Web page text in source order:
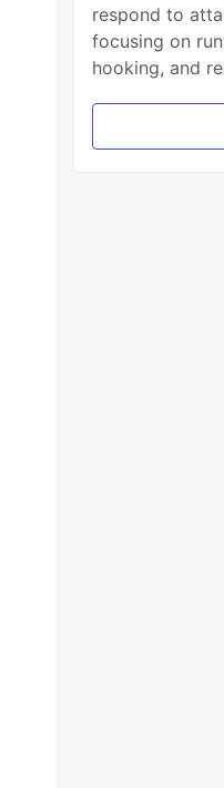
respond to
focusing on
hooking, and